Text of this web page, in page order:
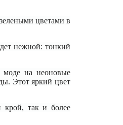
цветами в
нежной: тонкий
моде на неоновые
Этот яркий цвет
крой, так и более